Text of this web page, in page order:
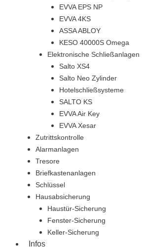
EVVA EPS NP
EVVA 4KS
ASSA ABLOY
KESO 40000S Omega
Elektronische Schließanlagen
Salto XS4
Salto Neo Zylinder
Hotelschließsysteme
SALTO KS
EVVA Air Key
EVVA Xesar
Zutrittskontrolle
Alarmanlagen
Tresore
Briefkastenanlagen
Schlüssel
Hausabsicherung
Haustür-Sicherung
Fenster-Sicherung
Keller-Sicherung
Infos